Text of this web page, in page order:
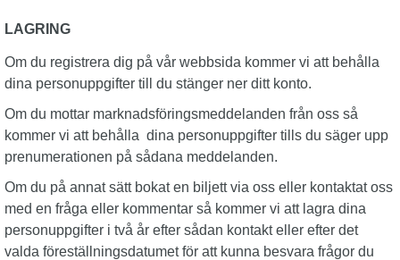
LAGRING
Om du registrera dig på vår webbsida kommer vi att behålla
dina personuppgifter till du stänger ner ditt konto.
Om du mottar marknadsföringsmeddelanden från oss så
kommer vi att behålla dina personuppgifter tills du säger upp
prenumerationen på sådana meddelanden.
Om du på annat sätt bokat en biljett via oss eller kontaktat oss
med en fråga eller kommentar så kommer vi att lagra dina
personuppgifter i två år efter sådan kontakt eller efter det
valda föreställningsdatumet för att kunna besvara frågor du